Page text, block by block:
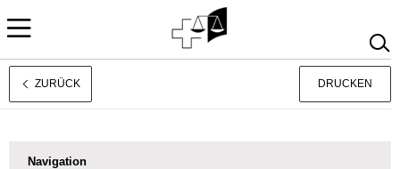
Français
ZURÜCK DRUCKEN
Navigation